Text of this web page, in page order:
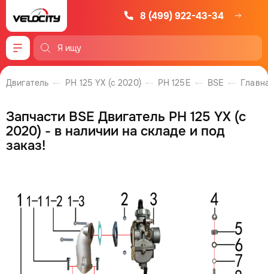
8 (499) 922-43-34
Меню
BSE
PH 125E
PH 125 YX (c 2020)
Двигатель
Запчасти BSE Двигатель PH 125 YX (c
2020) - в наличии на складе и под
заказ!